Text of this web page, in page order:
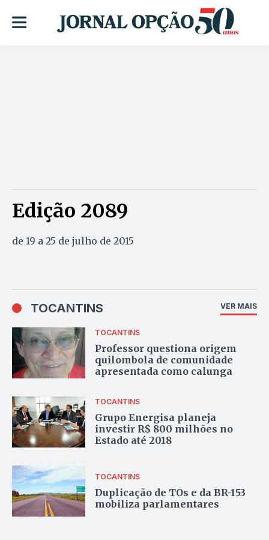
Edição 2089
de 19 a 25 de julho de 2015
TOCANTINS VER MAIS
TOCANTINS
Professor questiona origem
quilombola de comunidade
apresentada como calunga
TOCANTINS
Grupo Energisa planeja
investir R$ 800 milhões no
Estado até 2018
TOCANTINS
Duplicação de TOs e da BR-153
mobiliza parlamentares